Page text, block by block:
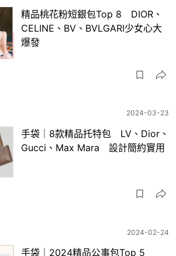
精品桃花粉短銀包Top 8 DIOR、
CELINE、BV、BVLGARI少女心大
爆發
2024-03-23
手袋｜8款精品托特包 LV、Dior、
Gucci、Max Mara 設計簡約實用
2024-02-24
手袋｜2024精品公事包Top 5